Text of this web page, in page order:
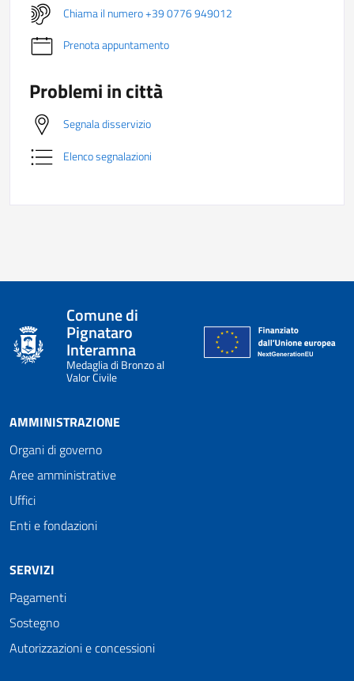
Chiama il numero +39 0776 949012
Prenota appuntamento
Problemi in città
Segnala disservizio
Elenco segnalazioni
Comune di
Pignataro
Interamna
Medaglia di Bronzo al
Valor Civile
AMMINISTRAZIONE
Organi di governo
Aree amministrative
Uffici
Enti e fondazioni
SERVIZI
Pagamenti
Sostegno
Autorizzazioni e concessioni